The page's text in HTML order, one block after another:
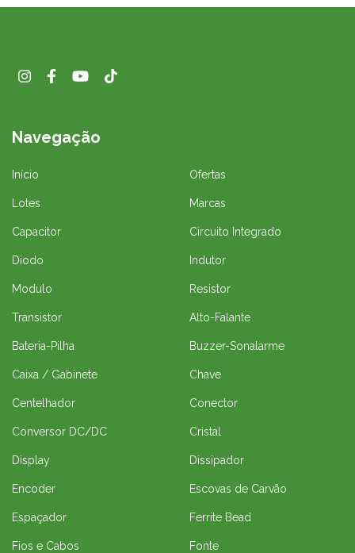
Navegação
Início Ofertas
Lotes Marcas
Capacitor Circuito Integrado
Diodo Indutor
Modulo Resistor
Transistor Alto-Falante
Bateria-Pilha Buzzer-Sonalarme
Caixa / Gabinete Chave
Centelhador Conector
Conversor DC/DC Cristal
Display Dissipador
Encoder Escovas de Carvão
Espaçador Ferrite Bead
Fios e Cabos Fonte